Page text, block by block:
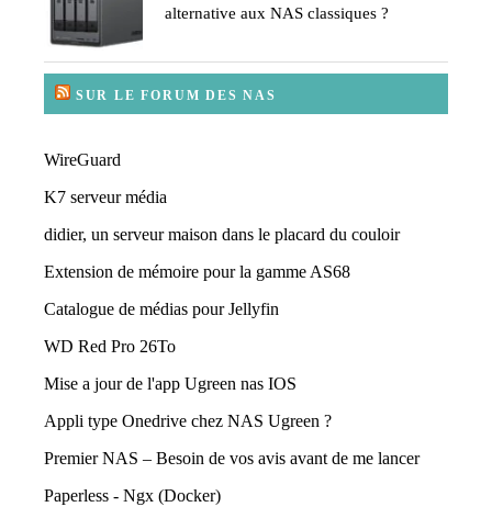
alternative aux NAS classiques ?
SUR LE FORUM DES NAS
WireGuard
K7 serveur média
didier, un serveur maison dans le placard du couloir
Extension de mémoire pour la gamme AS68
Catalogue de médias pour Jellyfin
WD Red Pro 26To
Mise a jour de l'app Ugreen nas IOS
Appli type Onedrive chez NAS Ugreen ?
Premier NAS – Besoin de vos avis avant de me lancer
Paperless - Ngx (Docker)